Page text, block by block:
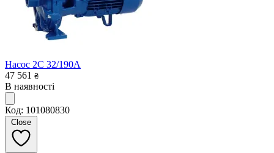
Насос 2C 32/190A
47 561 ₴
В наявності
Код: 101080830
Close